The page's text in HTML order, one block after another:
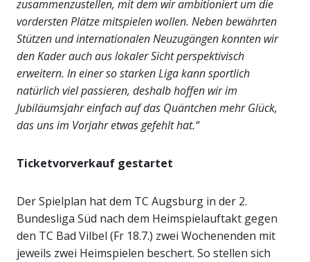
zusammenzustellen, mit dem wir ambitioniert um die
vordersten Plätze mitspielen wollen. Neben bewährten
Stützen und internationalen Neuzugängen konnten wir
den Kader auch aus lokaler Sicht perspektivisch
erweitern. In einer so starken Liga kann sportlich
natürlich viel passieren, deshalb hoffen wir im
Jubiläumsjahr einfach auf das Quäntchen mehr Glück,
das uns im Vorjahr etwas gefehlt hat.“
Ticketvorverkauf gestartet
Der Spielplan hat dem TC Augsburg in der 2.
Bundesliga Süd nach dem Heimspielauftakt gegen
den TC Bad Vilbel (Fr 18.7.) zwei Wochenenden mit
jeweils zwei Heimspielen beschert. So stellen sich